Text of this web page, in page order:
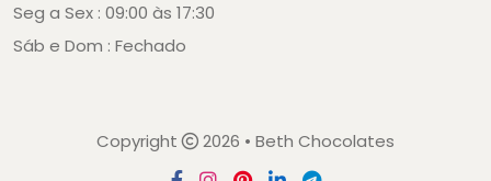
Seg a Sex : 09:00 às 17:30
Sáb e Dom : Fechado
Copyright 2026 • Beth Chocolates